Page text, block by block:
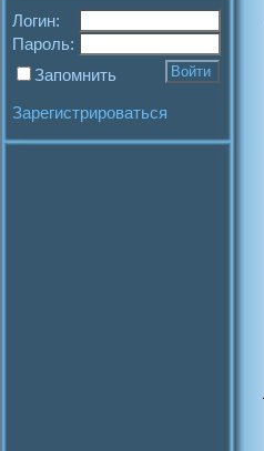
Логин:
Пароль:
Запомнить
Зарегистрироваться